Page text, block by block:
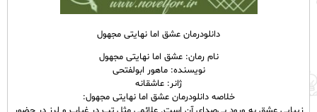
دانلودرمان عشق اما نهایتی مجهول
نام رمان: عشق اما نهایتی مجهول
نویسنده: ماهور ابولفتحی
ژانر: عاشقانه
خلاصه دانلودرمان عشق اما نهایتی مجهول: